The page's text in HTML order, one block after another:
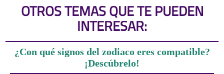
OTROS TEMAS QUE TE PUEDEN
INTERESAR:
¿Con qué signos del zodiaco eres compatible?
¡Descúbrelo!